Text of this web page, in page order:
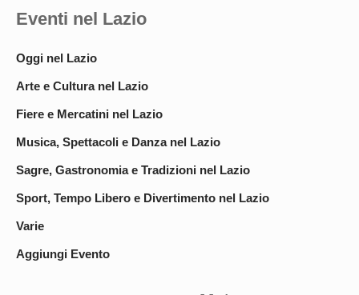
Eventi nel Lazio
Oggi nel Lazio
Arte e Cultura nel Lazio
Fiere e Mercatini nel Lazio
Musica, Spettacoli e Danza nel Lazio
Sagre, Gastronomia e Tradizioni nel Lazio
Sport, Tempo Libero e Divertimento nel Lazio
Varie
Aggiungi Evento